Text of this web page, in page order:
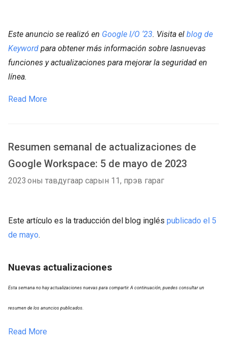
Este anuncio se realizó en Google I/O ‘23. Visita el blog de
Keyword para obtener más información sobre lasnuevas
funciones y actualizaciones para mejorar la seguridad en
línea.
Read More
Resumen semanal de actualizaciones de
Google Workspace: 5 de mayo de 2023
2023 оны тавдугаар сарын 11, пүрэв гараг
Este artículo es la traducción del blog inglés publicado el 5
de mayo.
Nuevas actualizaciones
Esta semana no hay actualizaciones nuevas para compartir. A continuación, puedes consultar un
resumen de los anuncios publicados.
Read More